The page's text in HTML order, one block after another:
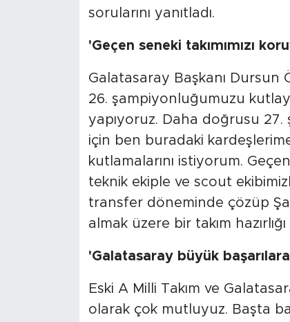
sorularını yanıtladı.
'Geçen seneki takımımızı
Galatasaray Başkanı Dursun
26. şampiyonluğumuzu
yapıyoruz. Daha doğrusu 27.
için ben buradaki
kutlamalarını istiyorum.
teknik ekiple ve scout
transfer döneminde çözüp
almak üzere bir takım
'Galatasaray büyük
Eski A Milli Takım ve
olarak çok mutluyuz. Başta